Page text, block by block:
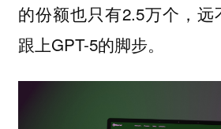
的份额也只有2.5万个，远
跟上GPT-5的脚步。